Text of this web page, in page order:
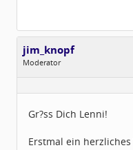
jim_knopf
Moderator
Beiträge:
1031
Gr?ss Dich Lenni!
Erstmal ein